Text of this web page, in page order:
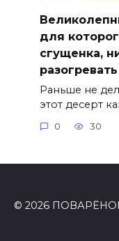
для
сгущенка,
Раньше не
этот десерт
0 30
© 2026